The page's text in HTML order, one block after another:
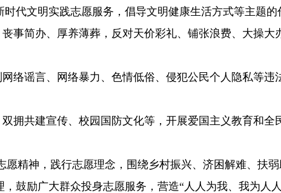
代文明实践志愿服务，倡导文明健康生活方式等主题的
简办、厚养薄葬，反对天价彩礼、铺张浪费、大操大
谣言、网络暴力、色情低俗、侵犯公民个人隐私等违
共建宣传、校园国防文化等，开展爱国主义教育和全
精神，践行志愿理念，围绕乡村振兴、济困解难、扶
鼓励广大群众投身志愿服务，营造“人人为我、我为人